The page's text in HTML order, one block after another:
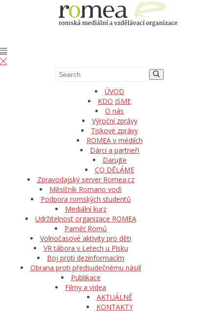
ÚVOD
KDO JSME
O nás
Výroční zprávy
Tiskové zprávy
ROMEA v médiích
Dárci a partneři
Darujte
CO DĚLÁME
Zpravodajský server Romea.cz
Měsíčník Romano voďi
Podpora romských studentů
Mediální kurz
Udržitelnost organizace ROMEA
Paměť Romů
Volnočasové aktivity pro děti
VR tábora v Letech u Písku
Boj proti dezinformacím
Obrana proti předsudečnému násilí
Publikace
Filmy a videa
AKTUÁLNĚ
KONTAKTY